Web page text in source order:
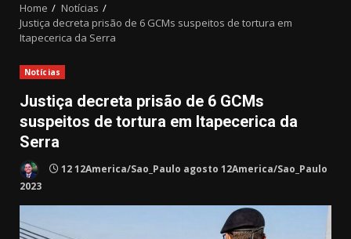
Home
Notícias
Justiça decreta prisão de 6 GCMs suspeitos de tortura em
Itapecerica da Serra
Notícias
Justiça decreta prisão de 6 GCMs
suspeitos de tortura em Itapecerica da
Serra
12 12America/Sao_Paulo agosto 12America/Sao_Paulo
2023